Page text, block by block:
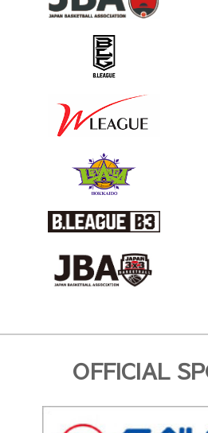
OFFICIAL